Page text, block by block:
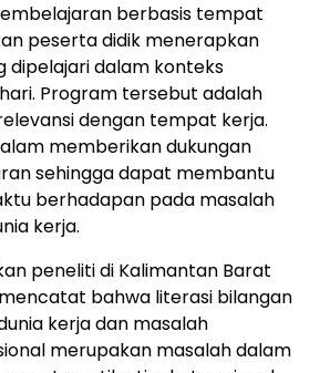
berbasis tempat
peserta didik menerapkan
dipelajari dalam konteks
Program tersebut adalah
dengan tempat kerja.
memberikan dukungan
sehingga dapat membantu
berhadapan pada masalah
kerja.
peneliti di Kalimantan Barat
bahwa literasi bilangan
kerja dan masalah
merupakan masalah dalam